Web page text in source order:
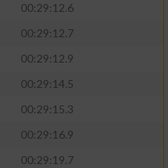
00:29:12.6
00:29:12.7
00:29:12.9
00:29:14.5
00:29:15.3
00:29:16.9
00:29:19.7